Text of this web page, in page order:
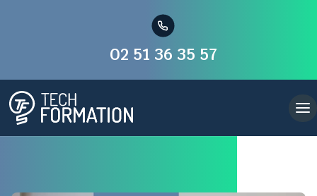
02 51 36 35 57